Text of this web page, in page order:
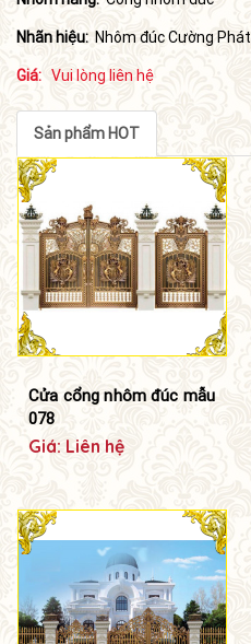
Nhãn hiệu: Nhôm đúc Cường Phát
Giá: Vui lòng liên hệ
Sản phẩm HOT
Cửa cổng nhôm đúc mẫu
078
Giá: Liên hệ